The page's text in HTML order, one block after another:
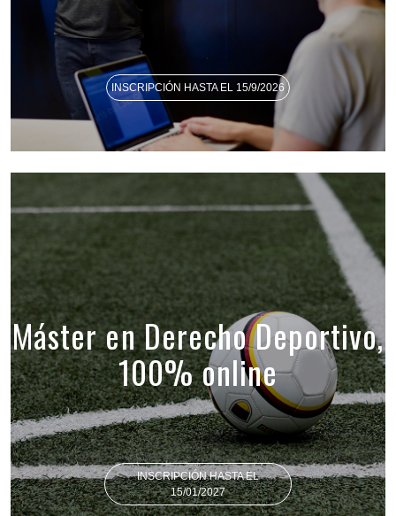
INSCRIPCIÓN HASTA EL 15/9/2026
Máster en Derecho Deportivo,
100% online
INSCRIPCIÓN HASTA EL
15/01/2027